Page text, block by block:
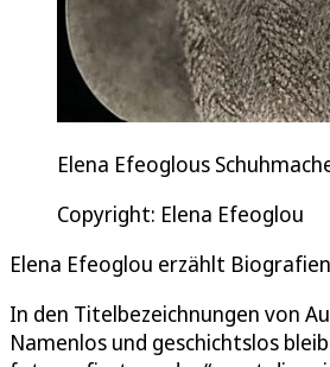
Elena Efeoglous
Copyright: Elena Efeoglou
Elena Efeoglou erzählt
In den Titelbezeichnungen von
Namenlos und geschichtslos